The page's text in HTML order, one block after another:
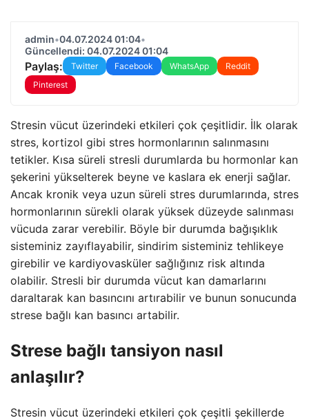
admin•04.07.2024 01:04•
Güncellendi: 04.07.2024 01:04
Paylaş: Twitter Facebook WhatsApp
Reddit
Pinterest
Stresin vücut üzerindeki etkileri çok çeşitlidir. İlk olarak
stres, kortizol gibi stres hormonlarının salınmasını
tetikler. Kısa süreli stresli durumlarda bu hormonlar kan
şekerini yükselterek beyne ve kaslara ek enerji sağlar.
Ancak kronik veya uzun süreli stres durumlarında, stres
hormonlarının sürekli olarak yüksek düzeyde salınması
vücuda zarar verebilir. Böyle bir durumda bağışıklık
sisteminiz zayıflayabilir, sindirim sisteminiz tehlikeye
girebilir ve kardiyovasküler sağlığınız risk altında
olabilir. Stresli bir durumda vücut kan damarlarını
daraltarak kan basıncını artırabilir ve bunun sonucunda
strese bağlı kan basıncı artabilir.
Strese bağlı tansiyon nasıl
anlaşılır?
Stresin vücut üzerindeki etkileri çok çeşitli şekillerde